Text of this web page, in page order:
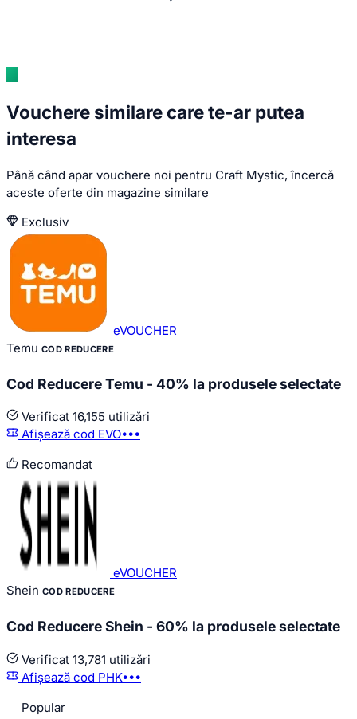
Vouchere similare care te-ar putea
interesa
Până când apar vouchere noi pentru Craft Mystic, încercă
aceste oferte din magazine similare
Exclusiv
eVOUCHER
Temu COD REDUCERE
Cod Reducere Temu - 40% la produsele selectate
Verificat 16,155 utilizări
Afișează cod EVO•••
Recomandat
eVOUCHER
Shein COD REDUCERE
Cod Reducere Shein - 60% la produsele selectate
Verificat 13,781 utilizări
Afișează cod PHK•••
Popular